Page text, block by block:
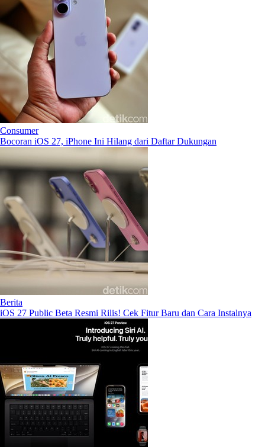
Consumer
Bocoran iOS 27, iPhone Ini Hilang dari Daftar Dukungan
Berita
iOS 27 Public Beta Resmi Rilis! Cek Fitur Baru dan Cara Instalnya